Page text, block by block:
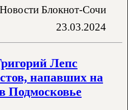
Блокнот-Сочи
23.03.2024
Лепс
напавших на
Подмосковье